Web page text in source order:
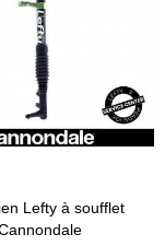
Lefty à soufflet